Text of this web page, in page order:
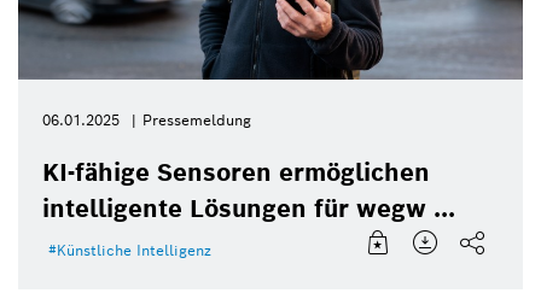
06.01.2025 Pressemeldung
KI-fähige Sensoren ermöglichen
intelligente Lösungen für wegw ...
Künstliche Intelligenz